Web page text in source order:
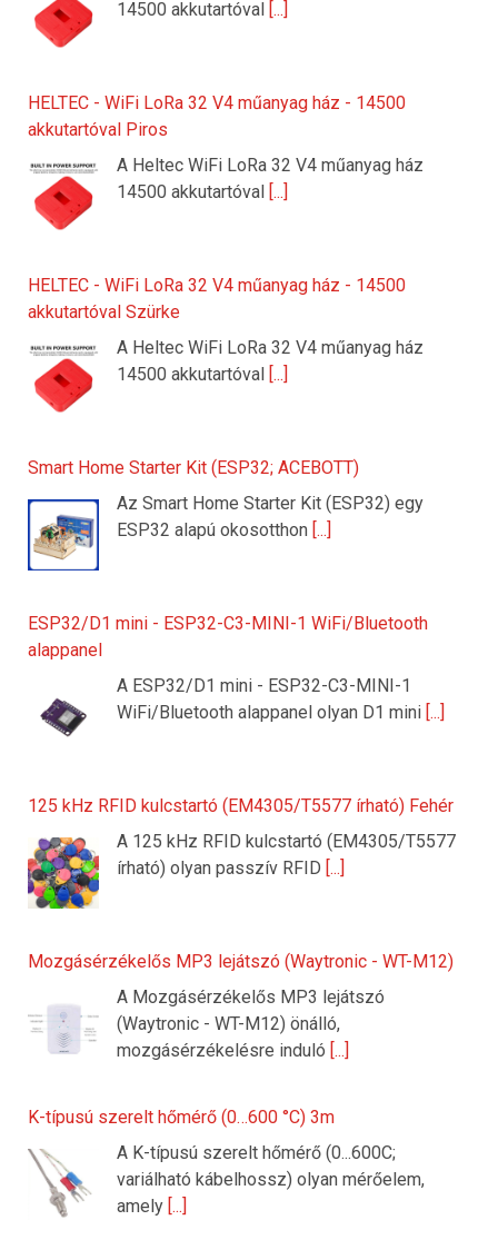
14500 akkutartóval [...]
HELTEC - WiFi LoRa 32 V4 műanyag ház - 14500
akkutartóval Piros
A Heltec WiFi LoRa 32 V4 műanyag ház
14500 akkutartóval [...]
HELTEC - WiFi LoRa 32 V4 műanyag ház - 14500
akkutartóval Szürke
A Heltec WiFi LoRa 32 V4 műanyag ház
14500 akkutartóval [...]
Smart Home Starter Kit (ESP32; ACEBOTT)
Az Smart Home Starter Kit (ESP32) egy
ESP32 alapú okosotthon [...]
ESP32/D1 mini - ESP32-C3-MINI-1 WiFi/Bluetooth
alappanel
A ESP32/D1 mini - ESP32-C3-MINI-1
WiFi/Bluetooth alappanel olyan D1 mini [...]
125 kHz RFID kulcstartó (EM4305/T5577 írható) Fehér
A 125 kHz RFID kulcstartó (EM4305/T5577
írható) olyan passzív RFID [...]
Mozgásérzékelős MP3 lejátszó (Waytronic - WT-M12)
A Mozgásérzékelős MP3 lejátszó
(Waytronic - WT-M12) önálló,
mozgásérzékelésre induló [...]
K-típusú szerelt hőmérő (0…600 °C) 3m
A K-típusú szerelt hőmérő (0...600C;
variálható kábelhossz) olyan mérőelem,
amely [...]